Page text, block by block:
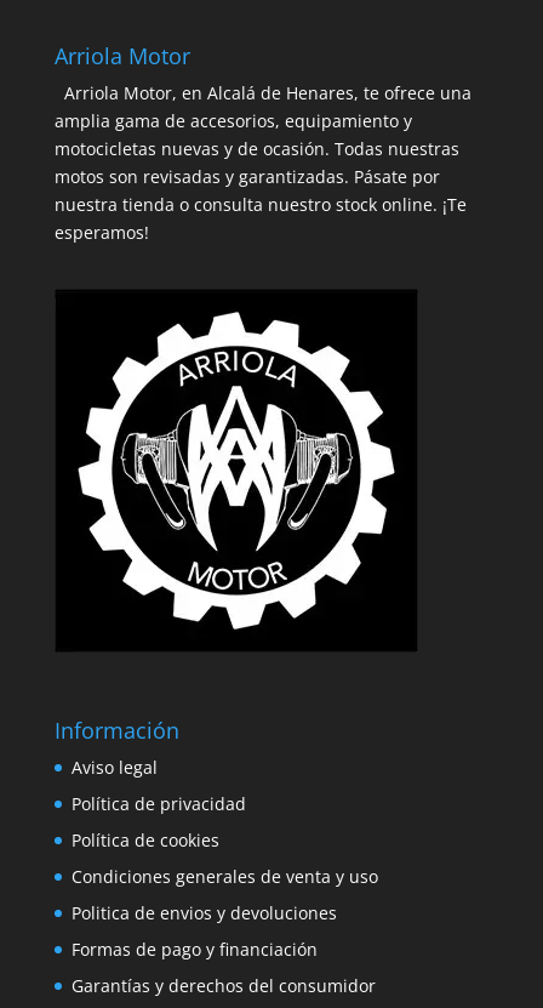
Arriola Motor
Arriola Motor, en Alcalá de Henares, te ofrece una
amplia gama de accesorios, equipamiento y
motocicletas nuevas y de ocasión. Todas nuestras
motos son revisadas y garantizadas. Pásate por
nuestra tienda o consulta nuestro stock online. ¡Te
esperamos!
Información
Aviso legal
Política de privacidad
Política de cookies
Condiciones generales de venta y uso
Politica de envios y devoluciones
Formas de pago y financiación
Garantías y derechos del consumidor